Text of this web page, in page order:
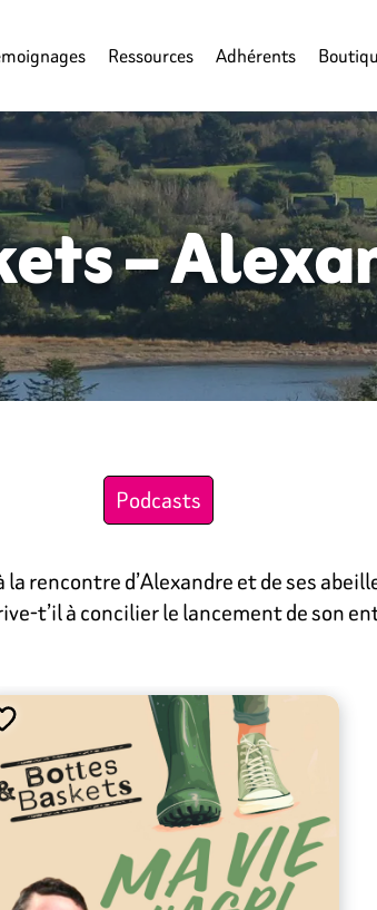
Ressources Adhérents
–
Podcasts
la rencontre d’Alexandre et de ses
t’il à concilier le lancement de son